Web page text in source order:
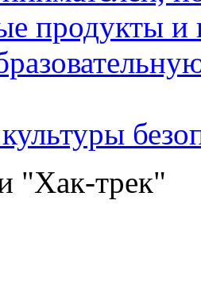
продукты и
"Хак-трек"